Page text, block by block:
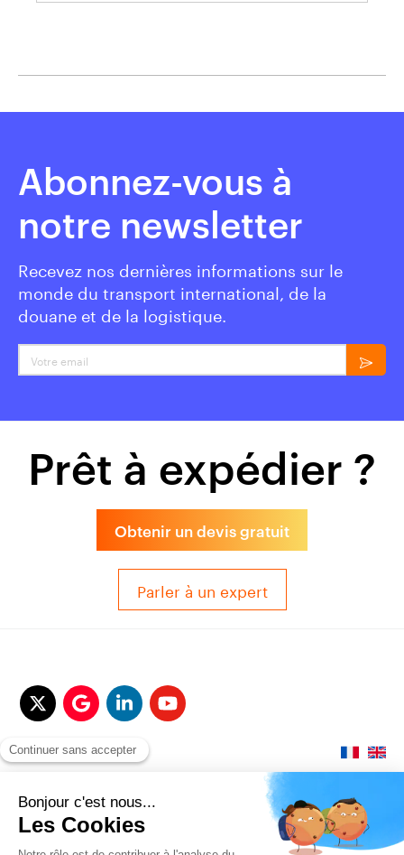
Abonnez-vous à
notre newsletter
Recevez nos dernières informations sur le
monde du transport international, de la
douane et de la logistique.
Votre email
Prêt à expédier ?
Obtenir un devis gratuit
Parler à un expert
© 2017-2025 QUALITAIR&SEA Dimotrans Group. Tout droits réservés.